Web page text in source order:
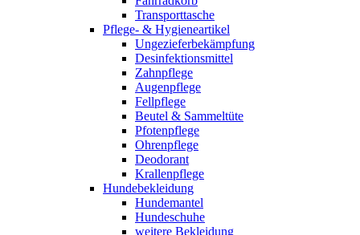
Transporttasche
Pflege- & Hygieneartikel
Ungezieferbekämpfung
Desinfektionsmittel
Zahnpflege
Augenpflege
Fellpflege
Beutel & Sammeltüte
Pfotenpflege
Ohrenpflege
Deodorant
Krallenpflege
Hundebekleidung
Hundemantel
Hundeschuhe
weitere Bekleidung